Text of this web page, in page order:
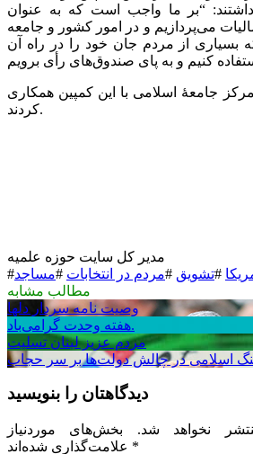
“بر ما واجب است که به عنوان
می‌پردازیم و در امور کشور و جامعه
بسیاری از مردم جان خود را در راه آن
جامعۀ اسلامی با این کمپین همکاری
کردند.
مدیر کل سایت حوزه علمیه
#
#تشویق #مردم در انتخابات #مساجد
مطالب مشابه
وصیت نامه سردار دلها
هفته وحدت گرامی‌باد.
مردم عزیز لبنان تسلیت
اسلامی در چالش دولت‌ها بر سر حجاب
دیدگاهتان را بنویسید
نخواهد شد. بخش‌های موردنیاز
*